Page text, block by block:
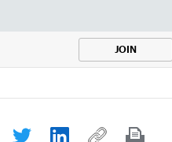
JOIN